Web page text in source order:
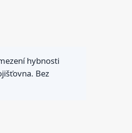
hybnosti
Bez